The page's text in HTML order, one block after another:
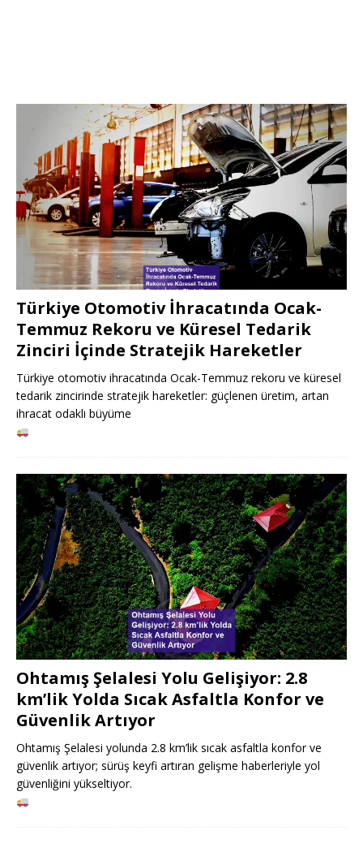
Türkiye Otomotiv İhracatında Ocak-
Temmuz Rekoru ve Küresel Tedarik
Zinciri İçinde Stratejik Hareketler
Türkiye otomotiv ihracatında Ocak-Temmuz rekoru ve küresel
tedarik zincirinde stratejik hareketler: güçlenen üretim, artan
ihracat odaklı büyüme
Ohtamış Şelalesi Yolu Gelişiyor: 2.8
km’lik Yolda Sıcak Asfaltla Konfor ve
Güvenlik Artıyor
Ohtamış Şelalesi yolunda 2.8 km’lik sıcak asfaltla konfor ve
güvenlik artıyor; sürüş keyfi artıran gelişme haberleriyle yol
güvenliğini yükseltiyor.